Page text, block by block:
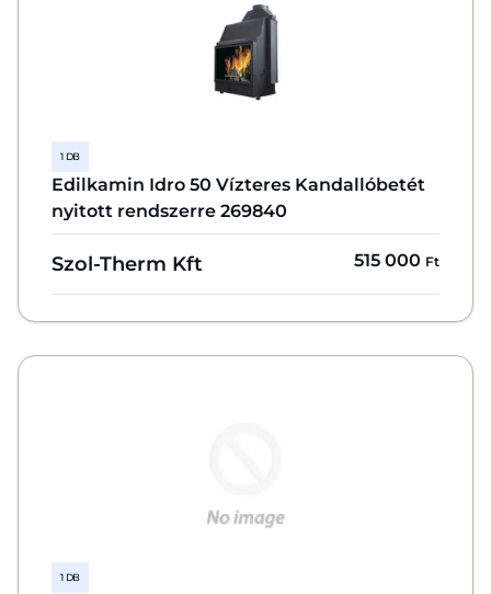
1 DB
Edilkamin Idro 50 Vízteres Kandallóbetét
nyitott rendszerre 269840
Szol-Therm Kft 515 000 Ft
1 DB